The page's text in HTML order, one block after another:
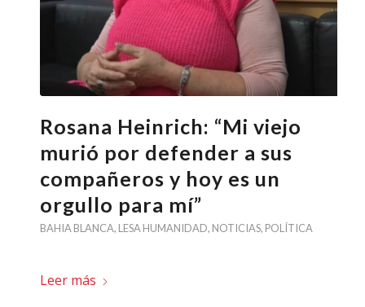
Rosana Heinrich: “Mi viejo
murió por defender a sus
compañeros y hoy es un
orgullo para mí”
BAHIA BLANCA, LESA HUMANIDAD, NOTICIAS, POLÍTICA
Leer más